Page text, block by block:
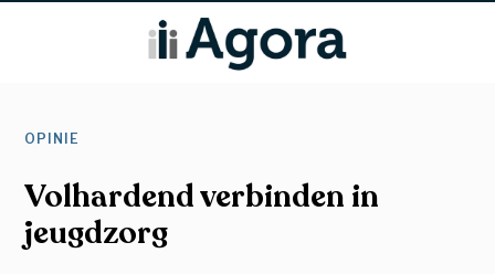
OPINIE
Volhardend verbinden in
jeugdzorg